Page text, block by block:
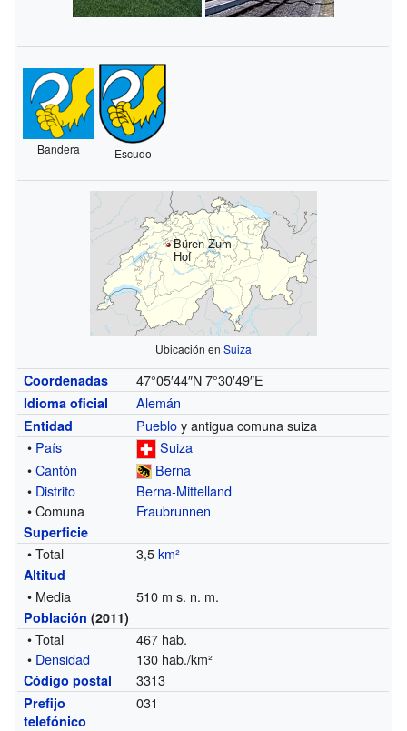
Bandera Escudo
Büren Zum
Hof
Ubicación en Suiza
Coordenadas 47°05′44″N 7°30′49″E
Idioma oficial Alemán
Entidad Puebloy antigua comuna suiza
• País
Suiza
•Cantón
Berna
• Distrito
Berna-Mittelland
• Comuna
Fraubrunnen
Superficie
• Total 3,5km²
Altitud
• Media 510 m s. n. m.
Población (2011)
• Total
467 hab.
• Densidad 130 hab./km²
Código postal 3313
Prefijo
telefónico
031